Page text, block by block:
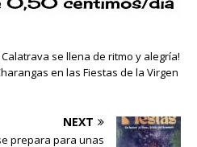
se llena de ritmo y alegría!
en las Fiestas de la Virgen
NEXT
prepara para unas